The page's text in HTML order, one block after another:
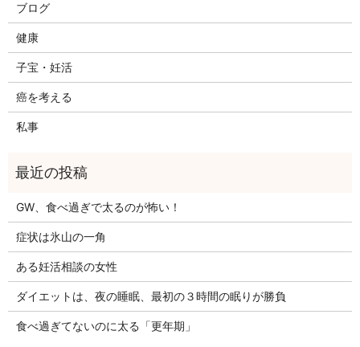
ブログ
健康
子宝・妊活
癌を考える
私事
GW、食べ過ぎで太るのが怖い！
症状は氷山の一角
ある妊活相談の女性
ダイエットは、夜の睡眠、最初の３時間の眠りが勝負
食べ過ぎてないのに太る「更年期」